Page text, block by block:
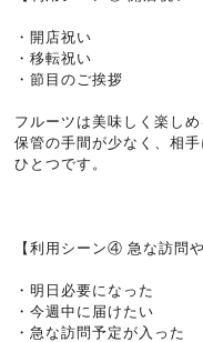
・開店祝い
・移転祝い
・節目のご挨拶
フルーツは美味しく楽し
保管の手間が少なく、相
ひとつです。
【利用シーン④ 急な訪問
・明日必要になった
・今週中に届けたい
・急な訪問予定が入った